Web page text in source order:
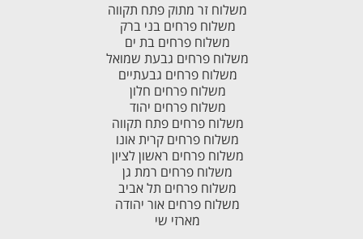
משלוח זר מתוק פתח תקווה
משלוח פרחים בני ברק
משלוח פרחים בת ים
משלוח פרחים גבעת שמואל
משלוח פרחים גבעתיים
משלוח פרחים חלון
משלוח פרחים יהוד
משלוח פרחים פתח תקווה
משלוח פרחים קרית אונו
משלוח פרחים ראשון לציון
משלוח פרחים רמת גן
משלוח פרחים תל אביב
משלוח פרחים אור יהודה
מארזי שי